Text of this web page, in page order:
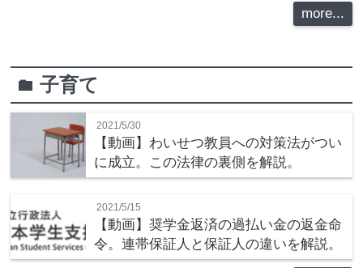
more...
folder子育て
2021/5/30
【動画】わいせつ教員への対策法がつい
に成立。この法律の裏側を解説。
2021/5/15
【動画】奨学金返済の過払い金の返金命
令。連帯保証人と保証人の違いを解説。